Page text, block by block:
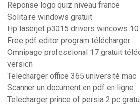
Reponse logo quiz niveau france
Solitaire windows gratuit
Hp laserjet p3015 drivers windows 10
Free pdf editor program télécharger
Omnipage professional 17 gratuit
version
Telecharger office 365 université mac
Scanner un document en pdf en ligne
Telecharger prince of persia 2 pc